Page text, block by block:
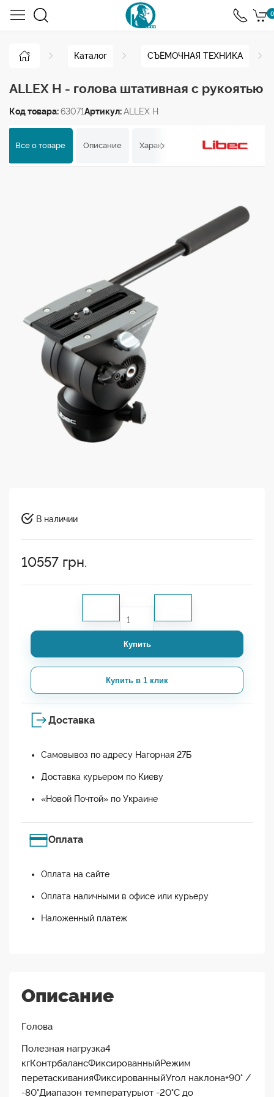
0
Каталог СЪЁМОЧНАЯ ТЕХНИКА
ALLEX H - голова штативная с рукоятью
Код товара:63071Артикул:ALLEX H
Все о товаре Описание Характеристики Отзывы
В наличии
10557 грн.
Купить
Купить в 1 клик
Доставка
Самовывоз по адресу Нагорная 27Б
Доставка курьером по Киеву
«Новой Почтой» по Украине
Оплата
Оплата на сайте
Оплата наличными в офисе или курьеру
Наложенный платеж
Описание
Голова
Полезная нагрузка4
кгКонтрбалансФиксированныйРежим
перетаскиванияФиксированныйУгол наклона+90° /
-80°Диапазон температурыот -20°C до